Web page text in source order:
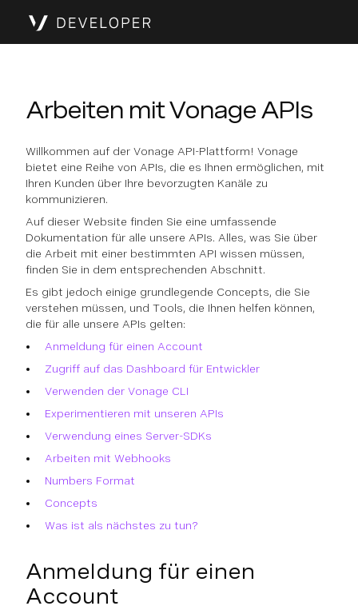
Arbeiten mit Vonage APIs
Willkommen auf der Vonage API-Plattform! Vonage
bietet eine Reihe von APIs, die es Ihnen ermöglichen, mit
Ihren Kunden über Ihre bevorzugten Kanäle zu
kommunizieren.
Auf dieser Website finden Sie eine umfassende
Dokumentation für alle unsere APIs. Alles, was Sie über
die Arbeit mit einer bestimmten API wissen müssen,
finden Sie in dem entsprechenden Abschnitt.
Es gibt jedoch einige grundlegende Concepts, die Sie
verstehen müssen, und Tools, die Ihnen helfen können,
die für alle unsere APIs gelten:
Anmeldung für einen Account
Zugriff auf das Dashboard für Entwickler
Verwenden der Vonage CLI
Experimentieren mit unseren APIs
Verwendung eines Server-SDKs
Arbeiten mit Webhooks
Numbers Format
Concepts
Was ist als nächstes zu tun?
Anmeldung für einen
Account